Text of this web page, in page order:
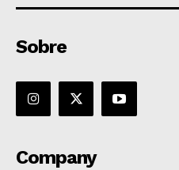
Sobre
Company